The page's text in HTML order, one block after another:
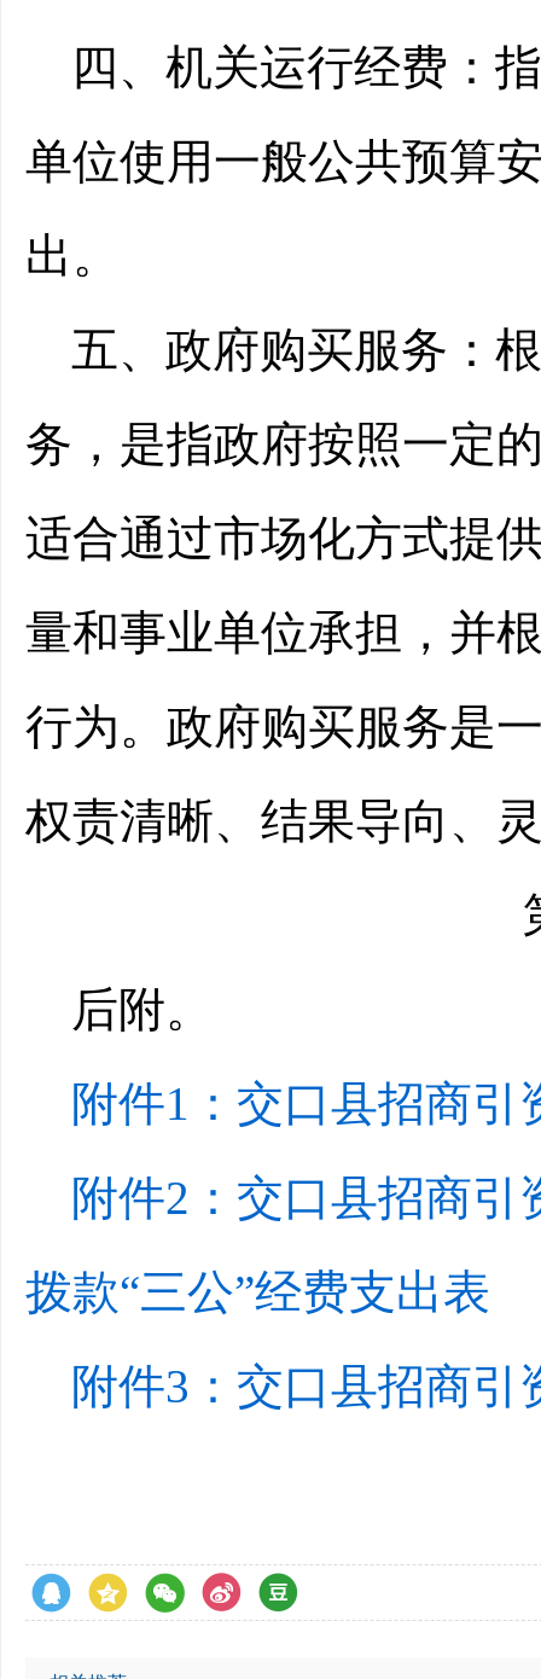
四、机关运行经费：
单位使用一般公共预算
出。
五、政府购买服务：
务，是指政府按照一定
适合通过市场化方式提
量和事业单位承担，并
行为。政府购买服务是
权责清晰、结果导向、
后附。
附件1：交口县招商
附件2：交口县招商
拨款“三公”经费支出表
附件3：交口县招商